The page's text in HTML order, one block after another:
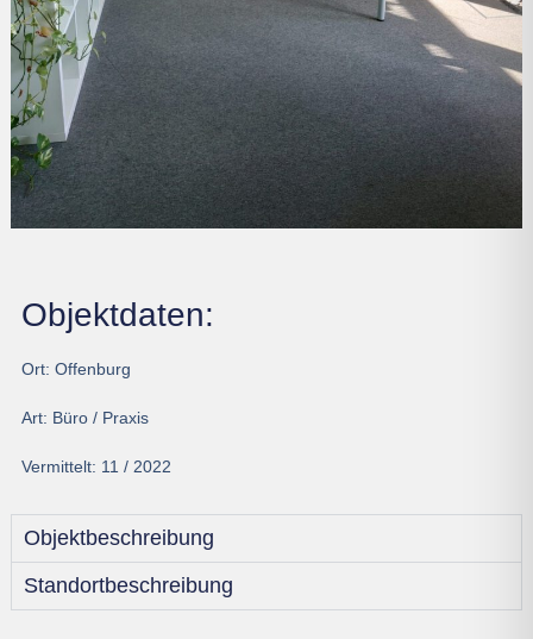
Objektdaten:
Ort: Offenburg
Art: Büro / Praxis
Vermittelt: 11 / 2022
Objektbeschreibung
Standortbeschreibung